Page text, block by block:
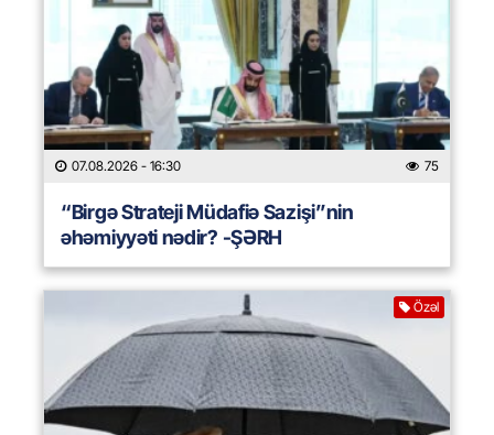
07.08.2026 - 16:30 75
“Birgə Strateji Müdafiə Sazişi”nin
əhəmiyyəti nədir? -ŞƏRH
Özəl